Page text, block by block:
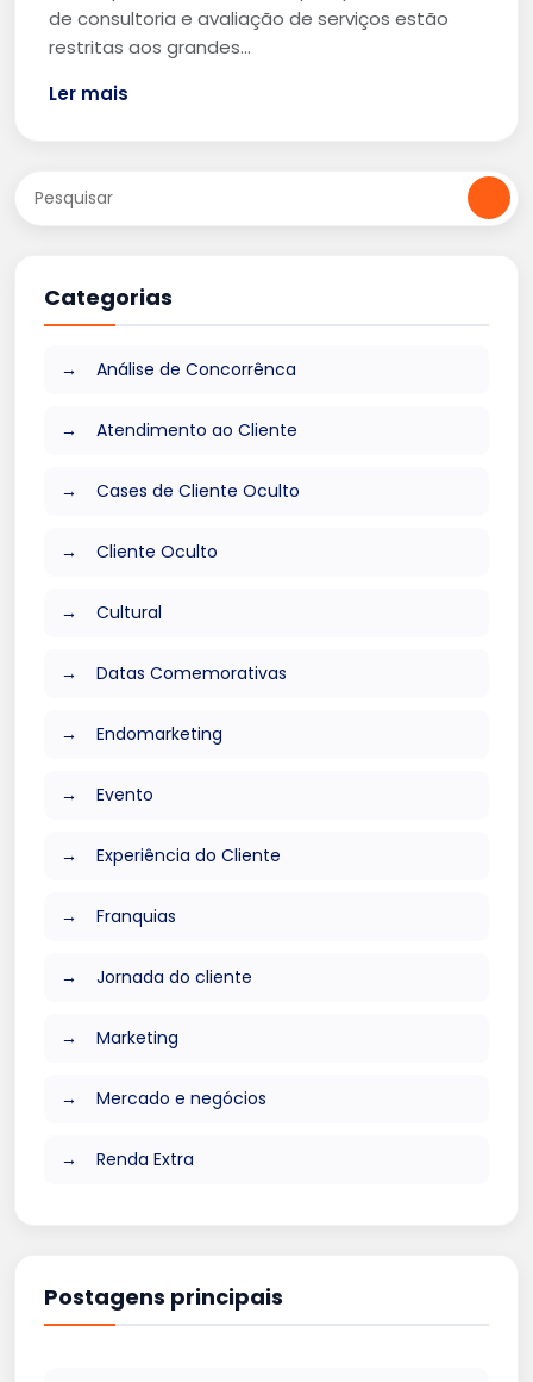
de consultoria e avaliação de serviços estão
restritas aos grandes…
Ler mais
Categorias
Análise de Concorrênca
Atendimento ao Cliente
Cases de Cliente Oculto
Cliente Oculto
Cultural
Datas Comemorativas
Endomarketing
Evento
Experiência do Cliente
Franquias
Jornada do cliente
Marketing
Mercado e negócios
Renda Extra
Postagens principais